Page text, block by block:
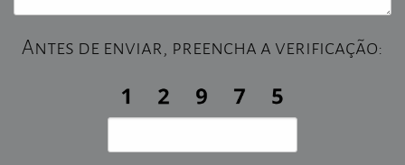
Antes de enviar, preencha a verificação: